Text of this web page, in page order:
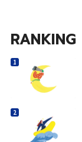
RANKING